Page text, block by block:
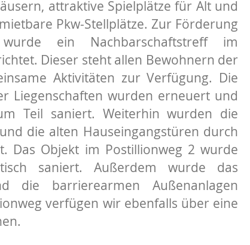
attraktive Spielplätze für Alt und
Pkw-Stellplätze. Zur Förderung
ein Nachbarschaftstreff im
Dieser steht allen Bewohnern der
Aktivitäten zur Verfügung. Die
Liegenschaften wurden erneuert und
Teil saniert. Weiterhin wurden die
die alten Hauseingangstüren durch
Das Objekt im Postillionweg 2 wurde
saniert. Außerdem wurde das
die barrierearmen Außenanlagen
verfügen wir ebenfalls über eine